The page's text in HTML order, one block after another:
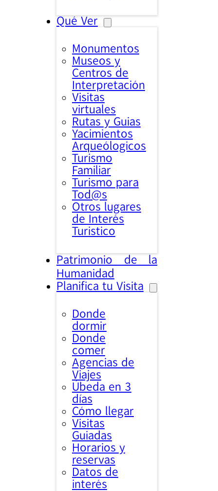
Qué Ver
Monumentos
Museos y
Centros de
Interpretación
Visitas
virtuales
Rutas y Guias
Yacimientos
Arqueólogicos
Turismo
Familiar
Turismo para
Tod@s
Otros lugares
de Interés
Turistico
Patrimonio de la
Humanidad
Planifica tu Visita
Donde
dormir
Donde
comer
Agencias de
Viajes
Úbeda en 3
días
Cómo llegar
Visitas
Guiadas
Horarios y
reservas
Datos de
interés